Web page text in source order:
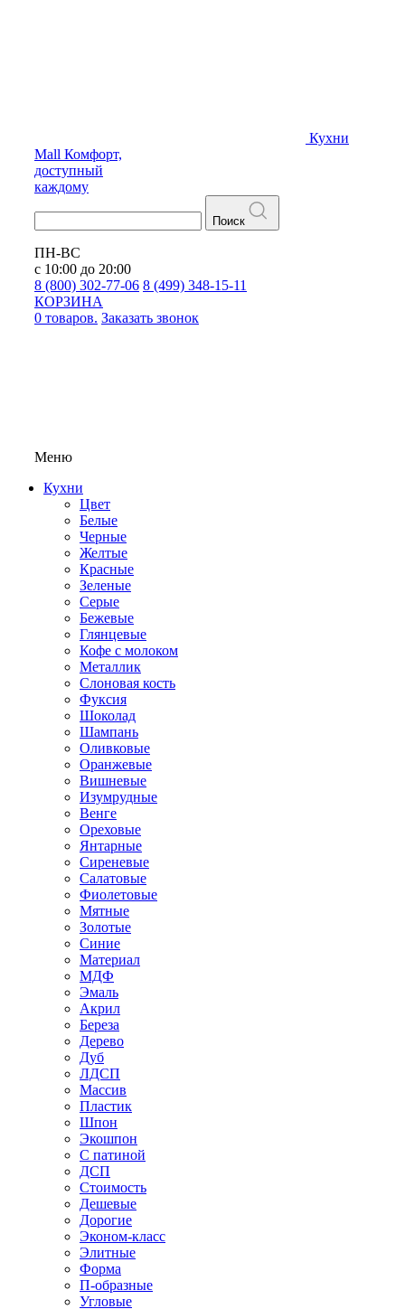
Кухни
Mall Комфорт,
доступный
каждому
Поиск
ПН-ВС
с 10:00 до 20:00
8 (800) 302-77-06 8 (499) 348-15-11
КОРЗИНА
0 товаров. Заказать звонок
Меню
Кухни
Цвет
Белые
Черные
Желтые
Красные
Зеленые
Серые
Бежевые
Глянцевые
Кофе с молоком
Металлик
Слоновая кость
Фуксия
Шоколад
Шампань
Оливковые
Оранжевые
Вишневые
Изумрудные
Венге
Ореховые
Янтарные
Сиреневые
Салатовые
Фиолетовые
Мятные
Золотые
Синие
Материал
МДФ
Эмаль
Акрил
Береза
Дерево
Дуб
ЛДСП
Массив
Пластик
Шпон
Экошпон
С патиной
ДСП
Стоимость
Дешевые
Дорогие
Эконом-класс
Элитные
Форма
П-образные
Угловые